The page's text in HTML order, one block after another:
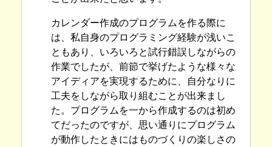
カレンダー作成のプログラムを作る際に
は、私自身のプログラミング経験が浅いこ
ともあり、いろいろと試行錯誤しながらの
作業でしたが、前節で挙げたような様々な
アイディアを実現するために、自分なりに
工夫をしながら取り組むことが出来まし
た。プログラムを一から作成するのは初め
てだったのですが、思い通りにプログラム
が動作したときにはものづくりの楽しさの